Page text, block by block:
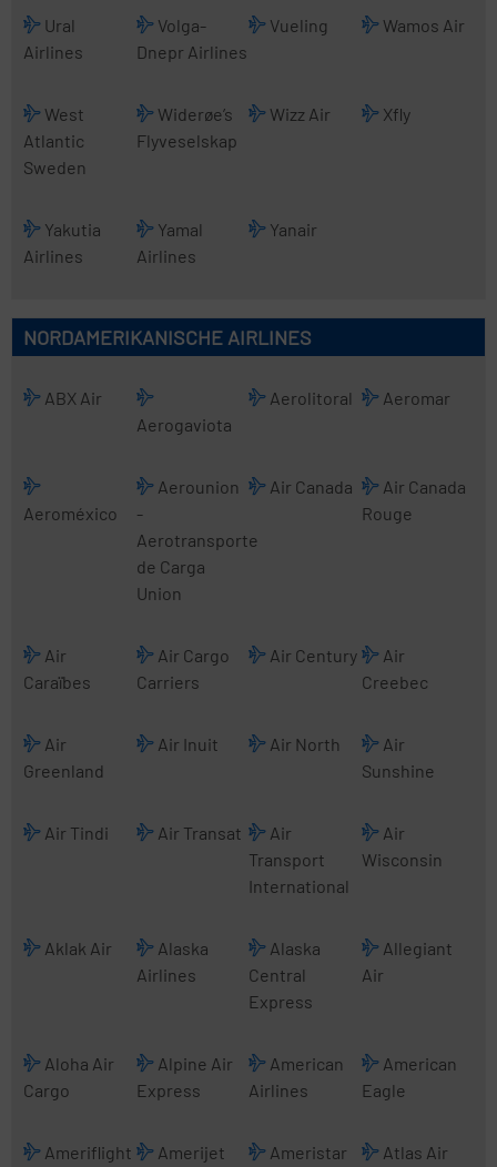
Ural
Airlines
Volga-
Dnepr Airlines
Vueling Wamos Air
West
Atlantic
Sweden
Widerøe’s
Flyveselskap
Wizz Air Xfly
Yakutia
Airlines
Yamal
Airlines
Yanair
NORDAMERIKANISCHE AIRLINES
ABX Air
Aerogaviota
Aerolitoral Aeromar
Aeroméxico
Aerounion
-
Aerotransporte
de Carga
Union
Air Canada
Air Canada
Rouge
Air
Caraïbes
Air Cargo
Carriers
Air Century
Air
Creebec
Air
Greenland
Air Inuit Air North
Air
Sunshine
Air Tindi Air Transat
Air
Transport
International
Air
Wisconsin
Aklak Air
Alaska
Airlines
Alaska
Central
Express
Allegiant
Air
Aloha Air
Cargo
Alpine Air
Express
American
Airlines
American
Eagle
Ameriflight
Amerijet
Ameristar
Atlas Air